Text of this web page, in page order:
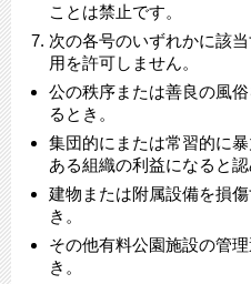
ことは禁止です。
次の各号のいずれかに該
用を許可しません。
公の秩序または善良の風
るとき。
集団的にまたは常習的に
ある組織の利益になると認
建物または附属設備を損
き。
その他有料公園施設の管
き。